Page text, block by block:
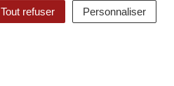
Tout refuser Personnaliser